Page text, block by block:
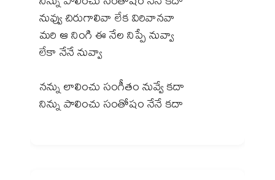
నువ్వు చిరుగాలివా లేక విరివానవా
మరి ఆ నింగి ఈ నేల నిప్పే నువ్వా
లేకా నేనే నువ్వా
నన్ను లాలించు సంగీతం నువ్వే కదా
నిన్ను పాలించు సంతోషం నేనే కదా